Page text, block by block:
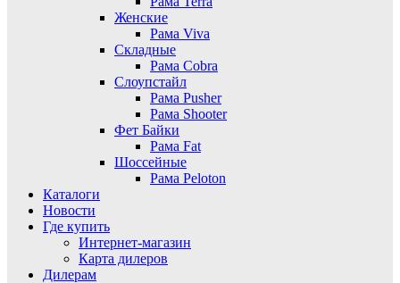
Женские
Рама Viva
Складные
Рама Cobra
Слоупстайл
Рама Pusher
Рама Shooter
Фет Байки
Рама Fat
Шоссейные
Рама Peloton
Каталоги
Новости
Где купить
Интернет-магазин
Карта дилеров
Дилерам